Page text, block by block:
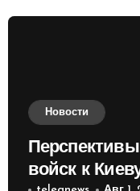
Новости
войск к